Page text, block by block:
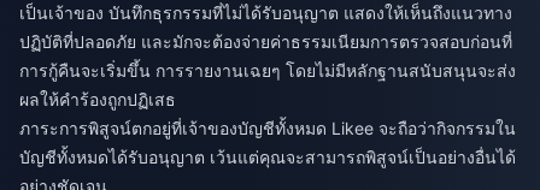
เป็นเจ้าของ บันทึกธุรกรรมที่ไม่ได้รับอนุญาต แสดงให้เห็นถึงแนวทาง
ปฏิบัติที่ปลอดภัย และมักจะต้องจ่ายค่าธรรมเนียมการตรวจสอบก่อนที่
การกู้คืนจะเริ่มขึ้น การรายงานเฉยๆ โดยไม่มีหลักฐานสนับสนุนจะส่ง
ผลให้คำร้องถูกปฏิเสธ
ภาระการพิสูจน์ตกอยู่ที่เจ้าของบัญชีทั้งหมด Likee จะถือว่ากิจกรรมใน
บัญชีทั้งหมดได้รับอนุญาต เว้นแต่คุณจะสามารถพิสูจน์เป็นอย่างอื่นได้
อย่างชัดเจน